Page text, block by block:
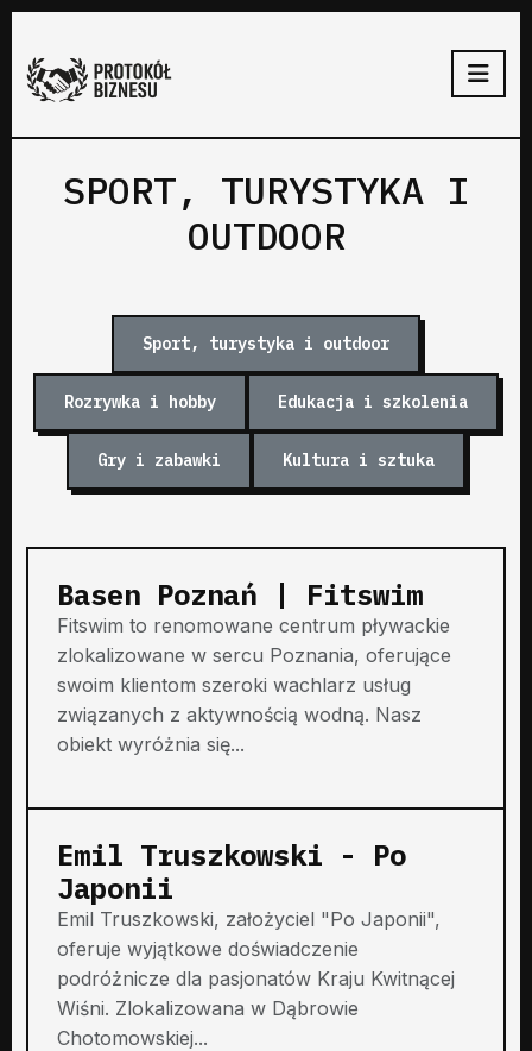
SPORT, TURYSTYKA I
OUTDOOR
Sport, turystyka i outdoor
Rozrywka i hobby Edukacja i szkolenia
Gry i zabawki Kultura i sztuka
Basen Poznań | Fitswim
Fitswim to renomowane centrum pływackie
zlokalizowane w sercu Poznania, oferujące
swoim klientom szeroki wachlarz usług
związanych z aktywnością wodną. Nasz
obiekt wyróżnia się...
Emil Truszkowski - Po
Japonii
Emil Truszkowski, założyciel "Po Japonii",
oferuje wyjątkowe doświadczenie
podróżnicze dla pasjonatów Kraju Kwitnącej
Wiśni. Zlokalizowana w Dąbrowie
Chotomowskiej...